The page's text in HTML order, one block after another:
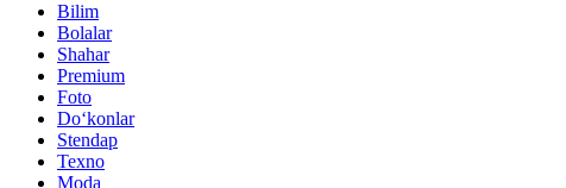
Bilim
Bolalar
Shahar
Premium
Foto
Do‘konlar
Stendap
Texno
Moda